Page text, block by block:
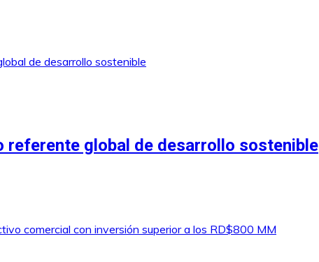
referente global de desarrollo sostenible